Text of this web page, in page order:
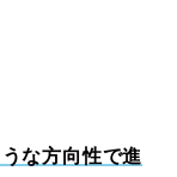
うな方向性で進